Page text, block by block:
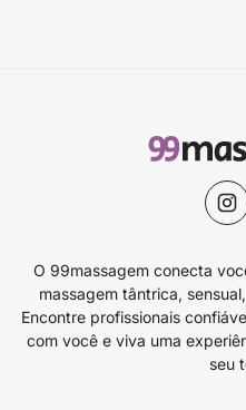
O 99massagem conecta
massagem tântrica,
Encontre profissionais
com você e viva uma
seu